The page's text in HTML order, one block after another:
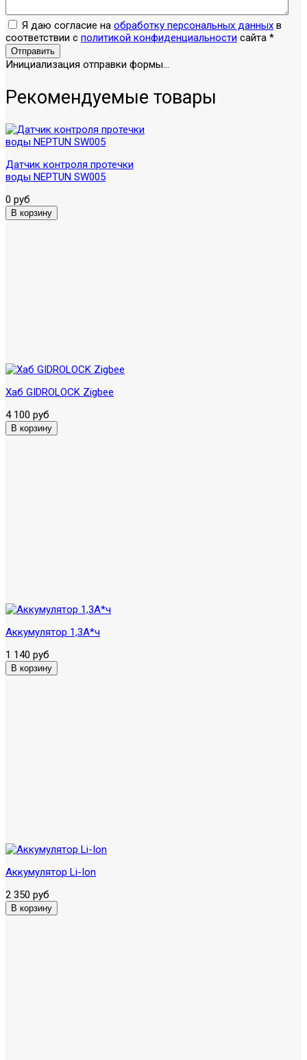
Я даю согласие на обработку персональных данных в
соответствии с политикой конфиденциальности сайта *
Отправить
Инициализация отправки формы...
Рекомендуемые товары
Датчик контроля протечки
воды NEPTUN SW005
0 руб
Хаб GIDROLOCK Zigbee
4 100 руб
Аккумулятор 1,3А*ч
1 140 руб
Аккумулятор Li-Ion
2 350 руб